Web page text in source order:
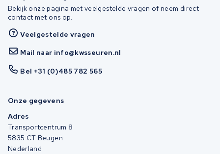
Bekijk onze pagina met veelgestelde vragen of neem direct
contact met ons op.
Veelgestelde vragen
Mail naar info@kwsseuren.nl
Bel +31 (0)485 782 565
Onze gegevens
Adres
Transportcentrum 8
5835 CT Beugen
Nederland